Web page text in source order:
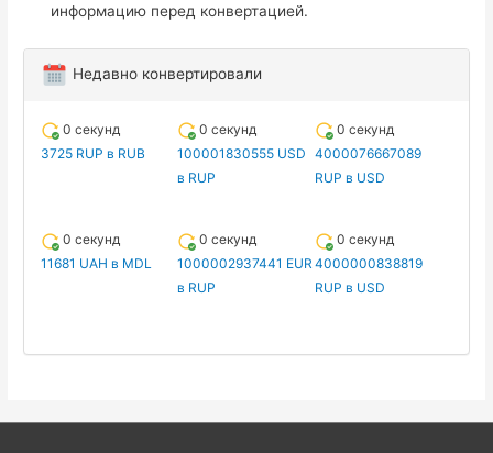
информацию перед конвертацией.
Недавно конвертировали
0 секунд
3725 RUP в RUB
0 секунд
100001830555 USD
в RUP
0 секунд
4000076667089
RUP в USD
0 секунд
11681 UAH в MDL
0 секунд
1000002937441 EUR
в RUP
0 секунд
4000000838819
RUP в USD